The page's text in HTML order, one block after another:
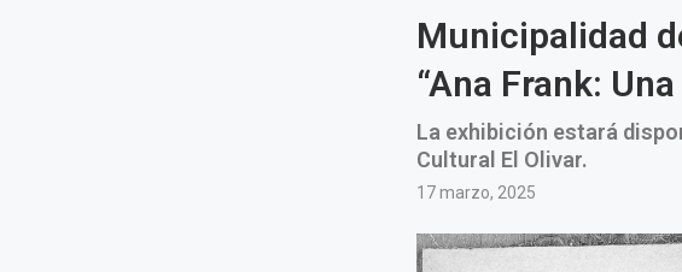
Municipalidad
“Ana Frank:
La exhibición estará
Cultural El Olivar.
17 marzo, 2025